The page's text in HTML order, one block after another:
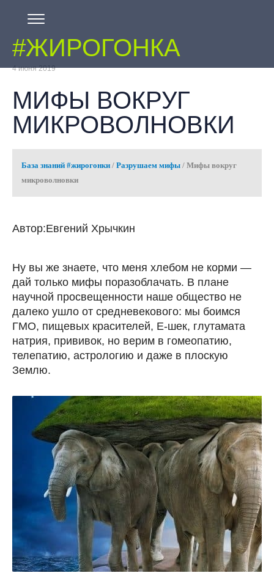
#ЖИРОГОНКА
4 июня 2019
МИФЫ ВОКРУГ
МИКРОВОЛНОВКИ
База знаний #жирогонки / Разрушаем мифы / Мифы вокруг
микроволновки
Автор:Евгений Хрычкин
Ну вы же знаете, что меня хлебом не корми —
дай только мифы поразоблачать. В плане
научной просвещенности наше общество не
далеко ушло от средневекового: мы боимся
ГМО, пищевых красителей, Е-шек, глутамата
натрия, прививок, но верим в гомеопатию,
телепатию, астрологию и даже в плоскую
Землю.